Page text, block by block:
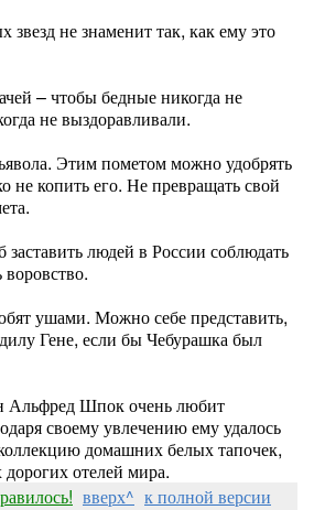
не знаменит так, как ему это
– чтобы бедные никогда не
не выздоравливали.
Этим пометом можно удобрять
не копить его. Не превращать свой
людей в России соблюдать
воровство.
ушами. Можно себе представить,
Гене, если бы Чебурашка был
Альфред Шпок очень любит
своему увлечению ему удалось
домашних белых тапочек,
отелей мира.
вверх^ к полной версии